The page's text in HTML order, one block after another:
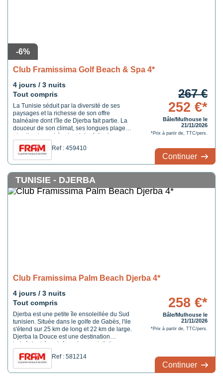
-6%
Club Framissima Golf Beach & Spa 4*
4 jours / 3 nuits
Tout compris
La Tunisie séduit par la diversité de ses
paysages et la richesse de son offre
balnéaire dont l'île de Djerba fait partie. La
douceur de son climat, ses longues plages
et cette atmosphère insulaire faite de
lumière, de palmeraies et de villages
blanchis à la chaux en font une destination
de choix. Sur la côte sud-est de l'île, le
littoral alterne ...
Ref : 459410
267 €
252 €*
Bâle/Mulhouse le
21/11/2026
*Prix à partir de, TTC/pers.
Continuer
TUNISIE - DJERBA
Club Framissima Palm Beach Djerba 4*
4 jours / 3 nuits
Tout compris
Djerba est une petite île ensoleillée du Sud
tunisien. Située dans le golfe de Gabès, l'ile
s'étend sur 25 km de long et 22 km de large.
Djerba la Douce est une destination
balnéaire très prisée qui permet d'alterner
moments de détente au bord de l'eau et
visites. Découverte de l'artisanat (poterie),
de l'architecture ou des paysages, ...
Ref : 581214
258 €*
Bâle/Mulhouse le
21/11/2026
*Prix à partir de, TTC/pers.
Continuer